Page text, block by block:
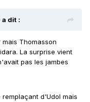
a dit :
Thomasson
La surprise vient
pas les jambes
d'Udol mais